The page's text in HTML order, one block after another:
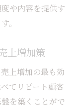
や内容を提供す
。
上増加策
上増加の最も効
てリピート顧客
を築くことがで